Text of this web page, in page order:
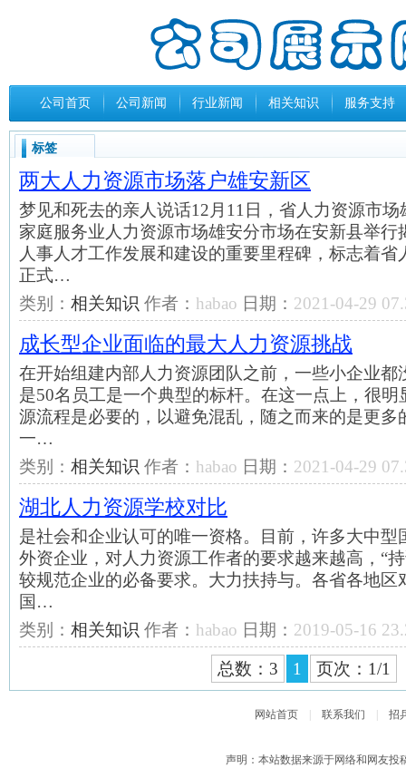
公司首页 公司新闻 行业新闻 相关知识 服务支持
标签
两大人力资源市场落户雄安新区
梦见和死去的亲人说话12月11日，省人力资源市
家庭服务业人力资源市场雄安分市场在安新县举行
人事人才工作发展和建设的重要里程碑，标志着
正式…
类别： 相关知识 作者： habao 日期： 2021-04-29
成长型企业面临的最大人力资源挑战
在开始组建内部人力资源团队之前，一些小企业都
是50名员工是一个典型的标杆。在这一点上，很
源流程是必要的，以避免混乱，随之而来的是更多
一…
类别： 相关知识 作者： habao 日期： 2021-04-29
湖北人力资源学校对比
是社会和企业认可的唯一资格。目前，许多大中型
外资企业，对人力资源工作者的要求越来越高，“
较规范企业的必备要求。大力扶持与。各省各地区
国…
类别： 相关知识 作者： habao 日期： 2019-05-16
总数：3 1 页次：1/1
网站首页 联系我们 招
声明：本站数据来源于网络和网友投